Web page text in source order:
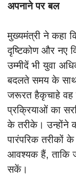
अपनाने पर बल
मुख्यमंत्री ने कहा
दृष्टिकोण और नए
उम्मीदें भी युवा
बदलते समय के साथ
जरूरत हैकृचाहे वह
प्रक्रियाओं का
के तरीके। उन्होंने
पारंपरिक तरीकों
आवश्यक हैं, ताकि
सकें।